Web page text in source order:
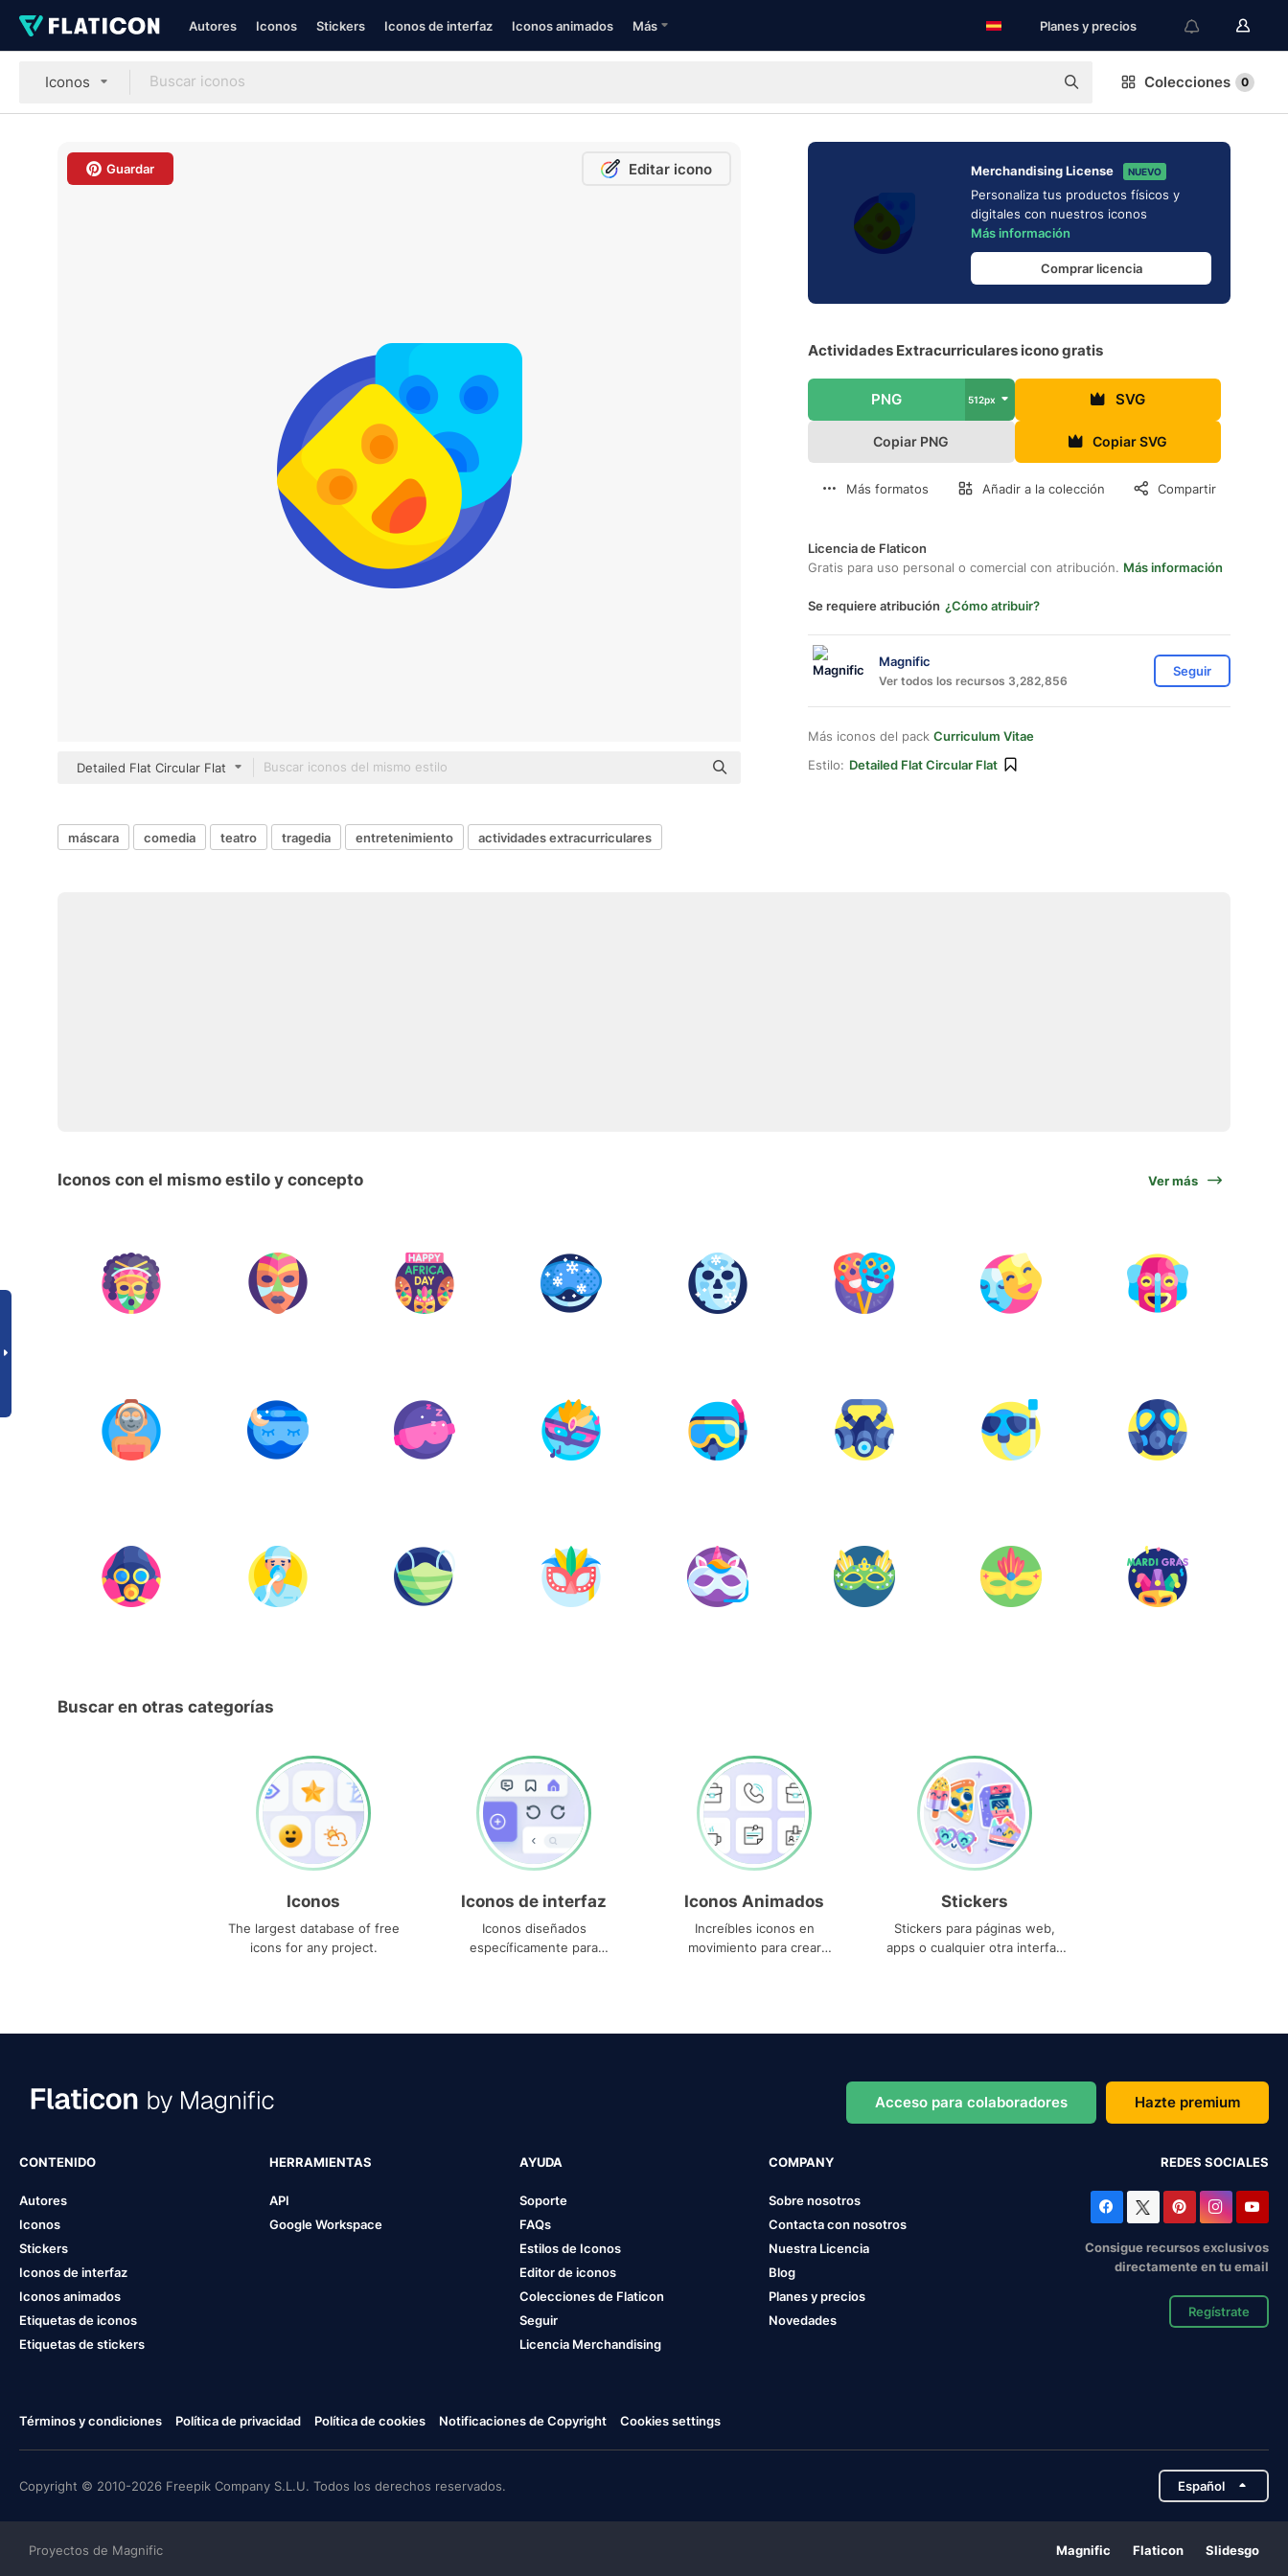
Autores Iconos Stickers Iconos de interfaz Iconos animados Más Planes y precios
Iconos Colecciones 0
Guardar Editar icono
Detailed Flat Circular Flat
Merchandising License NUEVO
Personaliza tus productos físicos y
digitales con nuestros iconos
Más información
Comprar licencia
Actividades Extracurriculares icono gratis
PNG 512px SVG
Copiar PNG Copiar SVG
Más formatos Añadir a la colección Compartir
Licencia de Flaticon
Gratis para uso personal o comercial con atribución. Más información
Se requiere atribución ¿Cómo atribuir?
Magnific
Ver todos los recursos 3,282,856
Seguir
Más iconos del pack Curriculum Vitae
Estilo: Detailed Flat Circular Flat
máscara comedia teatro tragedia entretenimiento actividades extracurriculares
Iconos con el mismo estilo y concepto Ver más
Buscar en otras categorías
Iconos
The largest database of free
icons for any project.
Iconos de interfaz
Iconos diseñados
específicamente para
Iconos Animados
Increíbles iconos en
movimiento para crear
Stickers
Stickers para páginas web,
apps o cualquier otra interfaz
Acceso para colaboradores Hazte premium
CONTENIDO
Autores
Iconos
Stickers
Iconos de interfaz
Iconos animados
Etiquetas de iconos
Etiquetas de stickers
HERRAMIENTAS
API
Google Workspace
AYUDA
Soporte
FAQs
Estilos de Iconos
Editor de iconos
Colecciones de Flaticon
Seguir
Licencia Merchandising
COMPANY
Sobre nosotros
Contacta con nosotros
Nuestra Licencia
Blog
Planes y precios
Novedades
REDES SOCIALES
Consigue recursos exclusivos
directamente en tu email
Regístrate
Términos y condiciones Política de privacidad Política de cookies Notificaciones de Copyright Cookies settings
Copyright © 2010-2026 Freepik Company S.L.U. Todos los derechos reservados. Español
Proyectos de Magnific Magnific Flaticon Slidesgo